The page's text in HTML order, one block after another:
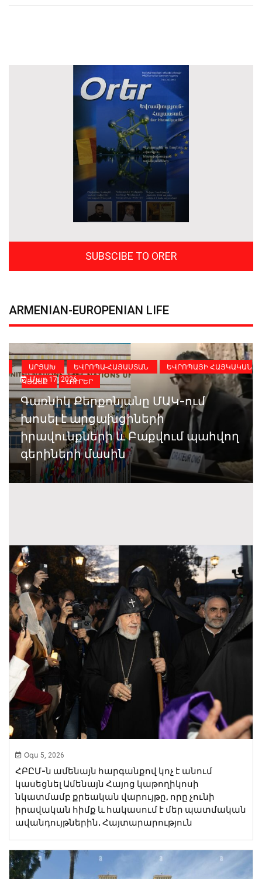
SUBSCIBE TO ORER
ARMENIAN-EUROPENIAN LIFE
ԱՐՑԱԽ ԵՎՐՈՊԱ-ՀԱՅԱՍՏԱՆ
ԵՎՐՈՊԱՅԻ ՀԱՅԿԱԿԱՆ
ԿՅԱՆՔ
ԼՈՒՐԵՐ
Մար 17, 2026
Գառնիկ Քերքոնյանը ՄԱԿ-ում
խոսել է արցախցիների
իրավունքների և Բաքվում պահվող
գերիների մասին
Օգս 5, 2026
ՀԲԸՄ-ն ամենայն հարգանքով կոչ է անում
կասեցնել Ամենայն Հայոց կաթողիկոսի
նկատմամբ քրեական վարույթը, որը չունի
իրավական հիմք և հակասում է մեր պատմական
ավանդույթներին. Հայտարարություն